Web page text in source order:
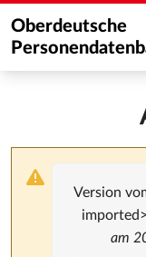
Oberdeutsche
Version
am